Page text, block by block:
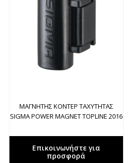
ΜΑΓΝΗΤΗΣ ΚΟΝΤΕΡ ΤΑΧΥΤΗΤΑΣ
SIGMA POWER MAGNET TOPLINE 2016
Επικοινωνήστε για
προσφορά